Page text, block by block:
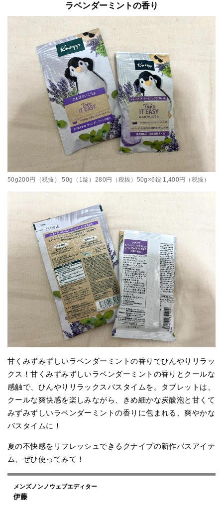
ラベンダーミントの香り
50g200円（税抜） 50g（1錠）280円（税抜）50g×6錠 1,400円（税抜）
甘くみずみずしいラベンダーミントの香りでひんやりリラッ
クス！甘くみずみずしいラベンダーミントの香りとクールな
感触で、ひんやりリラックスバスタイムを。タブレットは、
クールな爽快感を楽しみながら、きめ細かな炭酸泡と甘くて
みずみずしいラベンダーミントの香りに包まれる、爽やかな
バスタイムに！
夏の不快感をリフレッシュできるクナイプの新作バスアイテ
ム、ぜひ使ってみて！
メンズノンノウェブエディター
伊藤